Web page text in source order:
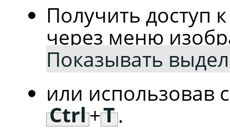
Получить доступ
через меню
Показывать
или использовав
Ctrl+T.